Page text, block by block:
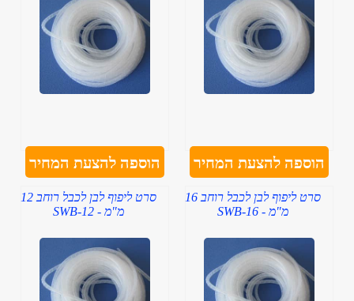
הוספה להצעת המחיר הוספה להצעת המחיר
סרט ליפוף לבן לכבל רוחב 16
מ"מ - SWB-16
סרט ליפוף לבן לכבל רוחב 12
מ"מ - SWB-12